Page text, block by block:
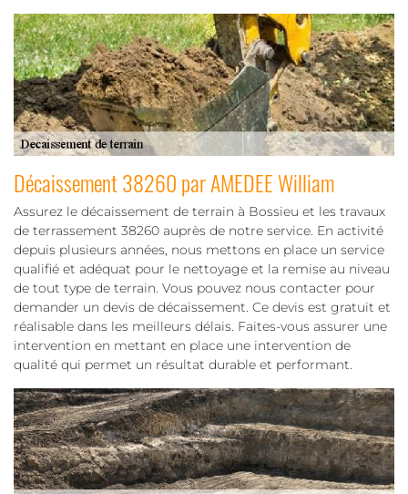
Décaissement 38260 par AMEDEE William
Assurez le décaissement de terrain à Bossieu et les travaux
de terrassement 38260 auprès de notre service. En activité
depuis plusieurs années, nous mettons en place un service
qualifié et adéquat pour le nettoyage et la remise au niveau
de tout type de terrain. Vous pouvez nous contacter pour
demander un devis de décaissement. Ce devis est gratuit et
réalisable dans les meilleurs délais. Faites-vous assurer une
intervention en mettant en place une intervention de
qualité qui permet un résultat durable et performant.